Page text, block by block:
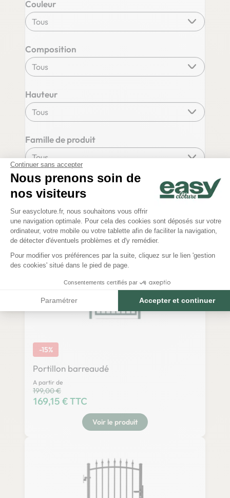
Continuer sans accepter
Nous prenons soin de
nos visiteurs
Plateforme de Gestion du
Sur easycloture.fr, nous souhaitons vous offrir
une navigation optimale. Pour cela des cookies sont déposés sur votre
ordinateur, votre mobile ou votre tablette afin de faciliter la navigation,
de détecter d'éventuels problèmes et d'y remédier.
Pour modifier vos préférences par la suite, cliquez sur le lien 'gestion
des cookies' situé dans le pied de page.
Consentements certifiés par
Paramétrer Accepter et continuer
Axeptio consent
Couleur
Composition
Hauteur
Famille de produit
-15%
Portillon barreaudé
A partir de
Prix habituel
199,00 €
Prix
169,15 € TTC
Voir le produit